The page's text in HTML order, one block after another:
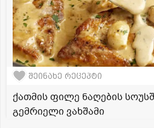
შეინახე რეცეპტი
ქათმის ფილე ნაღების
გემრიელი ვახშამი